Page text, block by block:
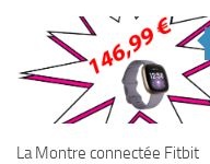
La Montre connectée Fitbit